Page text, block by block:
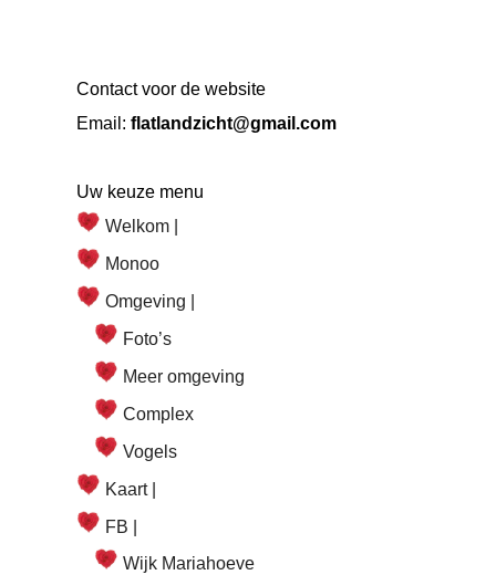
Contact voor de website
Email: flatlandzicht@gmail.com
Uw keuze menu
Welkom |
Monoo
Omgeving |
Foto’s
Meer omgeving
Complex
Vogels
Kaart |
FB |
Wijk Mariahoeve